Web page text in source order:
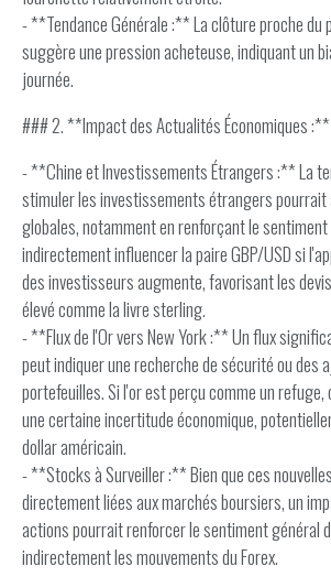
- **Tendance Générale :** La clôture proche du
suggère une pression acheteuse, indiquant un
journée.
### 2. **Impact des Actualités Économiques :**
- **Chine et Investissements Étrangers :** La
stimuler les investissements étrangers pourrait
globales, notamment en renforçant le
indirectement influencer la paire GBP/USD si
des investisseurs augmente, favorisant les
élevé comme la livre sterling.
- **Flux de l'Or vers New York :** Un flux
peut indiquer une recherche de sécurité ou des
portefeuilles. Si l'or est perçu comme un
une certaine incertitude économique,
dollar américain.
- **Stocks à Surveiller :** Bien que ces
directement liées aux marchés boursiers, un
actions pourrait renforcer le sentiment général
indirectement les mouvements du Forex.